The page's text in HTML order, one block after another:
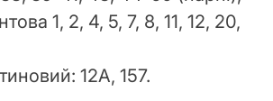
1, 2, 4, 5, 7, 8, 11, 12, 20,
12А, 157.